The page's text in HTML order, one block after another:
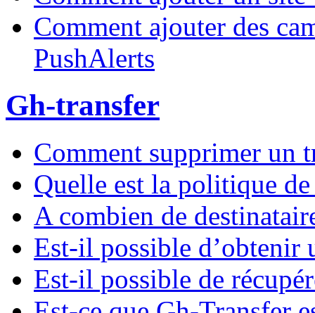
Comment ajouter des
PushAlerts
Gh-transfer
Comment supprimer un
Quelle est la politique
A combien de
Est-il possible d’obtenir
Est-il possible de